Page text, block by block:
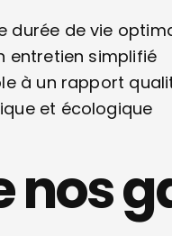
durée de vie
entretien simplifié
à un rapport
et écologique
nos